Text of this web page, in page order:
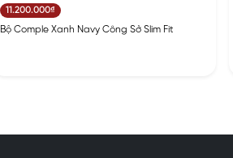
11.200.000₫
Bộ Comple Xanh Navy Công Sở Slim Fit